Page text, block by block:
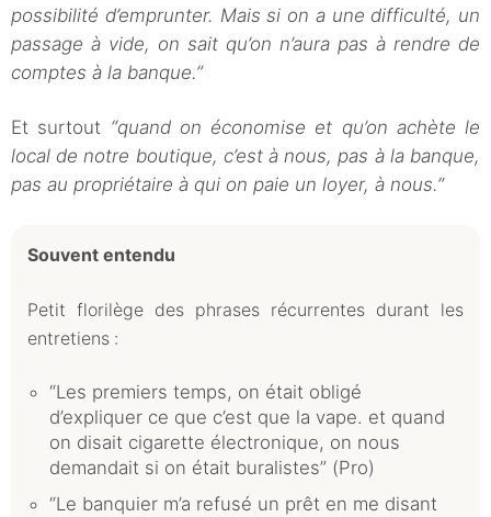
possibilité d’emprunter. Mais si on a une difficulté, un
passage à vide, on sait qu’on n’aura pas à rendre de
comptes à la banque.”
Et surtout “quand on économise et qu’on achète le
local de notre boutique, c’est à nous, pas à la banque,
pas au propriétaire à qui on paie un loyer, à nous.”
Souvent entendu
Petit florilège des phrases récurrentes durant les
entretiens :
“Les premiers temps, on était obligé
d’expliquer ce que c’est que la vape. et quand
on disait cigarette électronique, on nous
demandait si on était buralistes” (Pro)
“Le banquier m’a refusé un prêt en me disant